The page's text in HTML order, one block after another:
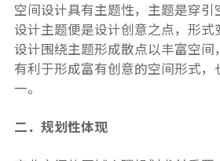
空间设计具有主题性，主题是穿
设计主题便是设计创意之点，形式
设计围绕主题形成散点以丰富空间
有利于形成富有创意的空间形式
一。
二．规划性体现